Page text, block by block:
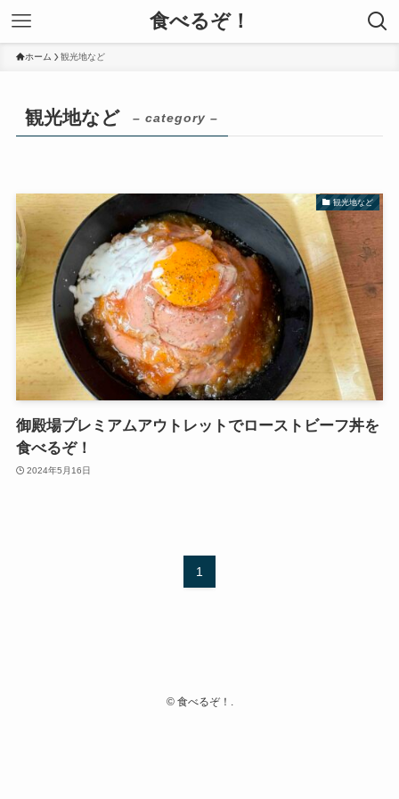
食べるぞ！
ホーム 観光地など
観光地など – category –
観光地など
御殿場プレミアムアウトレットでローストビーフ丼を
食べるぞ！
2024年5月16日
1
©食べるぞ！.